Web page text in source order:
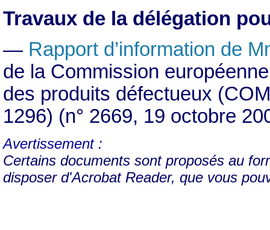
Travaux de la délégation
— Rapport d’information de
de la Commission
des produits défectueux
1296) (n° 2669, 19 octobre
Avertissement :
Certains documents sont proposés au
disposer d'Acrobat Reader, que vous